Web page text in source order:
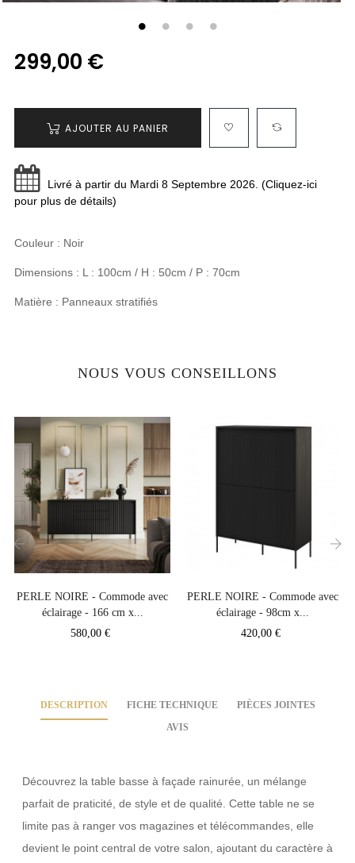
299,00 €
AJOUTER AU PANIER
Livré à partir du Mardi 8 Septembre 2026. (Cliquez-ici
pour plus de détails)
Couleur : Noir
Dimensions : L : 100cm / H : 50cm / P : 70cm
Matière : Panneaux stratifiés
NOUS VOUS CONSEILLONS
PERLE NOIRE - Commode avec
éclairage - 166 cm x...
Prix
580,00 €
PERLE NOIRE - Commode avec
éclairage - 98cm x...
Prix
420,00 €
‹
DESCRIPTION FICHE TECHNIQUE
PIÈCES JOINTES
AVIS
Découvrez la table basse à façade rainurée, un mélange
parfait de praticité, de style et de qualité. Cette table ne se
limite pas à ranger vos magazines et télécommandes, elle
devient le point central de votre salon, ajoutant du caractère à